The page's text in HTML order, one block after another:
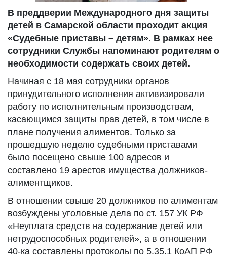
В преддверии Международного дня защиты
детей в Самарской области проходит акция
«Судебные приставы – детям». В рамках нее
сотрудники Службы напоминают родителям о
необходимости содержать своих детей.
Начиная с 18 мая сотрудники органов
принудительного исполнения активизировали
работу по исполнительным производствам,
касающимся защиты прав детей, в том числе в
плане получения алиментов. Только за
прошедшую неделю судебными приставами
было посещено свыше 100 адресов и
составлено 19 арестов имущества должников-
алиментщиков.
В отношении свыше 20 должников по алиментам
возбуждены уголовные дела по ст. 157 УК РФ
«Неуплата средств на содержание детей или
нетрудоспособных родителей», а в отношении
40-ка составлены протоколы по 5.35.1 КоАП РФ